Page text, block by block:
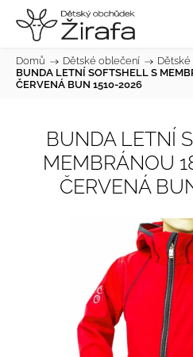
Domů / Dětské oblečení /
BUNDA LETNÍ SOFTSHELL S
ČERVENÁ BUN 1510-2026
BUNDA LETNÍ
MEMBRÁNOU
ČERVENÁ